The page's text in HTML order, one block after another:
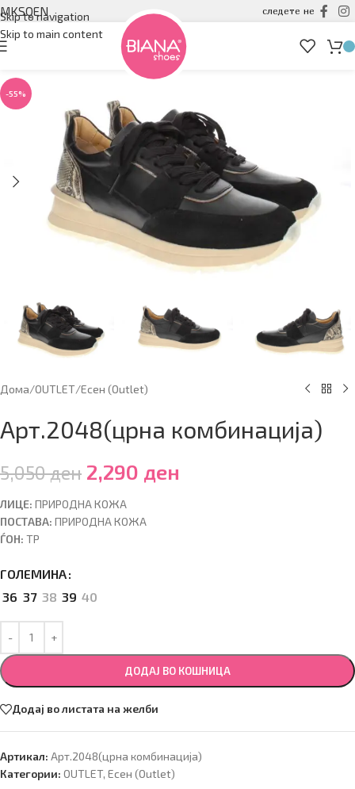
Skip to navigation
Skip to main content
MKSQEN следете не
-55%
Дома/OUTLET/Есен (Оutlet)
Арт.2048(црна комбинација)
5,050ден 2,290 ден
ЛИЦЕ: ПРИРОДНА КОЖА
ПОСТАВА: ПРИРОДНА КОЖА
ЃОН: ТР
ГОЛЕМИНА
36 37 38 39 40
ДОДАЈ ВО КОШНИЦА
Додај во листата на желби
Артикал: Арт.2048(црна комбинација)
Категории: OUTLET, Есен (Оutlet)